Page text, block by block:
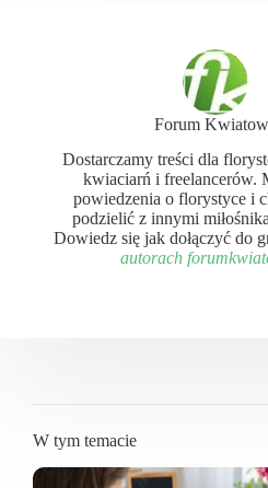
Forum
Dostarczamy treści dla
kwiaciarń i freelancerów.
powiedzenia o florystyce i
podzielić z innymi
Dowiedz się jak dołączyć do
autorach
W tym temacie